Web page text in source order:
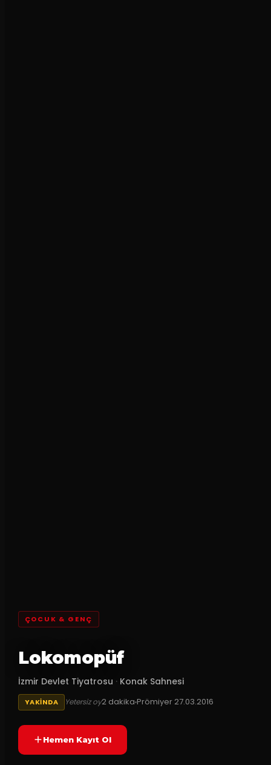
ÇOCUK & GENÇ
Lokomopüf
İzmir Devlet Tiyatrosu · Konak Sahnesi
YAKINDA Yetersiz oy2 dakikaPrömiyer 27.03.2016
Hemen Kayıt Ol